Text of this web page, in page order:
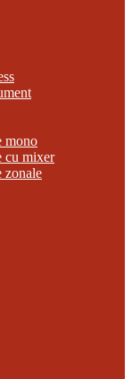
mono
cu mixer
zonale